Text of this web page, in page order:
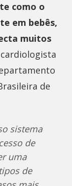
como o
em bebês,
muitos
de
sistema
de
uma
de